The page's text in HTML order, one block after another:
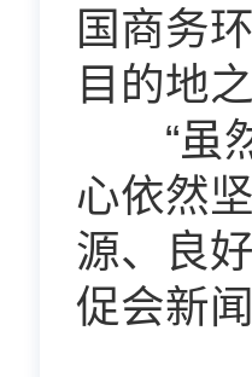
国商务
目的地之
“虽然
心依然
源、良
促会新